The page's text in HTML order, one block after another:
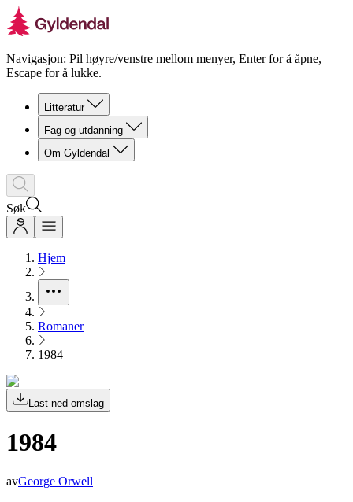
Navigasjon: Pil høyre/venstre mellom menyer, Enter for å åpne,
Escape for å lukke.
Litteratur
Fag og utdanning
Om Gyldendal
Søk
Hjem
Romaner
1984
Last ned omslag
1984
avGeorge Orwell